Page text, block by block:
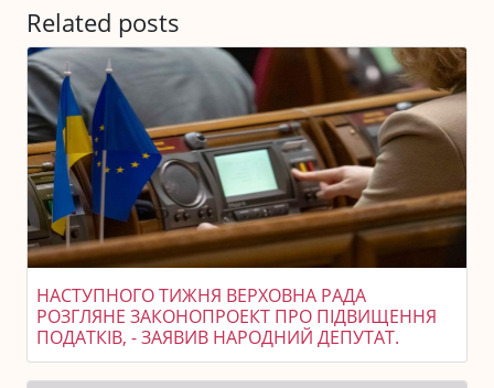
Related posts
НАСТУПНОГО ТИЖНЯ ВЕРХОВНА РАДА
РОЗГЛЯНЕ ЗАКОНОПРОЕКТ ПРО ПІДВИЩЕННЯ
ПОДАТКІВ, - ЗАЯВИВ НАРОДНИЙ ДЕПУТАТ.